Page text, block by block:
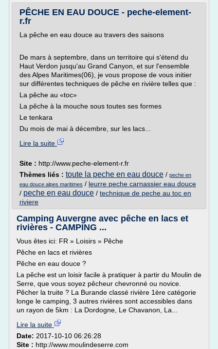
PÊCHE EN EAU DOUCE - peche-element-
r.fr
La pêche en eau douce au travers des saisons
De mars à septembre, dans un territoire qui s'étend du
Haut Verdon jusqu'au Grand Canyon, et sur l'ensemble
des Alpes Maritimes(06), je vous propose de vous initier
sur différentes techniques de pêche en rivière telles que :
La pêche au «toc»
La pêche à la mouche sous toutes ses formes
Le tenkara
Du mois de mai à décembre, sur les lacs...
Lire la suite
Site : http://www.peche-element-r.fr
Thèmes liés : toute la peche en eau douce / peche en
eau douce alpes maritimes / leurre peche carnassier eau douce
/ peche en eau douce / technique de peche au toc en
riviere
Camping Auvergne avec pêche en lacs et
rivières - CAMPING ...
Vous êtes ici: FR » Loisirs » Pêche
Pêche en lacs et rivières
Pêche en eau douce ?
La pêche est un loisir facile à pratiquer à partir du Moulin de
Serre, que vous soyez pêcheur chevronné ou novice.
Pêcher la truite ? La Burande classé rivière 1ère catégorie
longe le camping, 3 autres rivières sont accessibles dans
un rayon de 5km : La Dordogne, Le Chavanon, La...
Lire la suite
Date: 2017-10-10 06:26:28
Site : http://www.moulindeserre.com